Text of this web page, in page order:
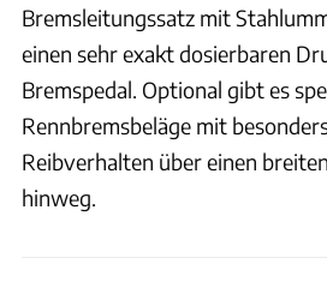
Bremsleitungssatz mit
einen sehr exakt dosierbaren
Bremspedal. Optional gibt es
Rennbremsbeläge mit
Reibverhalten über einen
hinweg.